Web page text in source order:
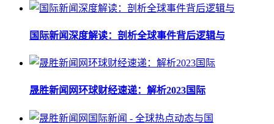
国际新闻深度解读：剖析全球事件背后逻辑与
晟胜新闻网环球财经速递：解析2023国际